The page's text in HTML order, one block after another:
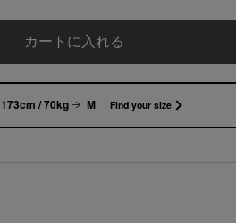
カートに入れる
173cm / 70kg M Find your size